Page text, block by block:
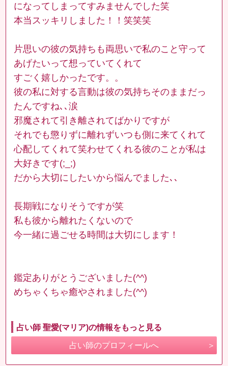
になってしまってすみませんでした笑
本当スッキリしました！！笑笑笑
片思いの彼の気持ちも両思いで私のこと守って
あげたいって想っていてくれて
すごく嬉しかったです。。
彼の私に対する言動は彼の気持ちそのままだっ
たんですね､､涙
邪魔されて引き離されてばかりですが
それでも懲りずに離れずいつも側に来てくれて
心配してくれて笑わせてくれる彼のことが私は
大好きです(;_;)
だから大切にしたいから悩んでました､､
長期戦になりそうですが笑
私も彼から離れたくないので
今一緒に過ごせる時間は大切にします！
鑑定ありがとうございました(^^)
めちゃくちゃ癒やされました(^^)
占い師 聖愛(マリア)の情報をもっと見る
占い師のプロフィールへ